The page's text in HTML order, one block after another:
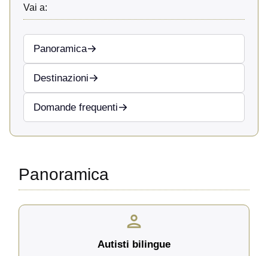
Vai a:
Panoramica
Destinazioni
Domande frequenti
Panoramica
Autisti bilingue